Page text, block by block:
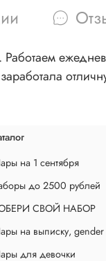
на 1 сентября
до 2500 рублей
СВОЙ НАБОР
на выписку, gender
для девочки